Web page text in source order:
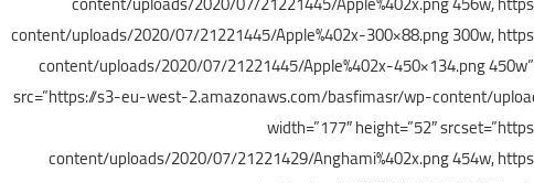
content/uploads/2020/07/21221445/Apple%402x-300×88.png 300w,
content/uploads/2020/07/21221445/Apple%402x-450×134.png
src=”https://s3-eu-west-2.amazonaws.com/basfimasr/wp-content/
width=”177″ height=”52″
content/uploads/2020/07/21221429/Anghami%402x.png 454w,